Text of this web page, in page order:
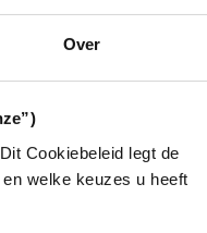
Over
Cookiebeleid legt de
welke keuzes u heeft
gebeurtenissen ('event-
en geanalyseerd.
sessie-gebaseerde